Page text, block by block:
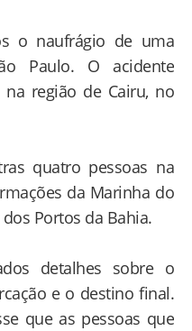
o naufrágio de uma
Paulo. O acidente
região de Cairu, no
quatro pessoas na
da Marinha do
Portos da Bahia.
detalhes sobre o
e o destino final.
que as pessoas que